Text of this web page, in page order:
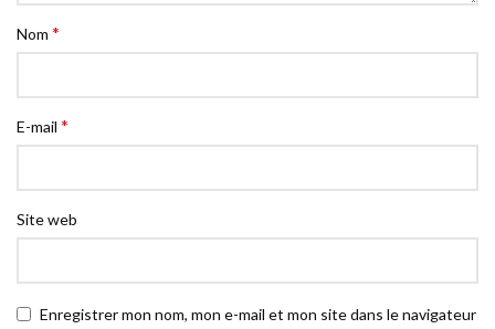
Nom *
E-mail *
Site web
Enregistrer mon nom, mon e-mail et mon site dans le navigateur